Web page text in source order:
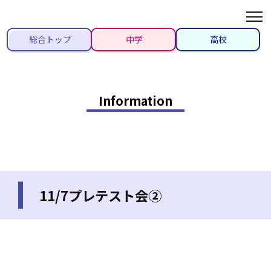
総合トップ 中学 高校
Information
11/7プレテスト会②